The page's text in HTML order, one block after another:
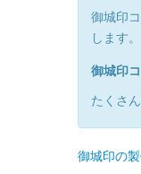
御城印
します。
御城印
たくさ
御城印の